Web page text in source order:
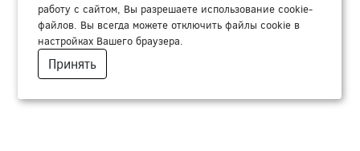
работу с сайтом, Вы разрешаете использование cookie-
файлов. Вы всегда можете отключить файлы cookie в
настройках Вашего браузера.
Принять